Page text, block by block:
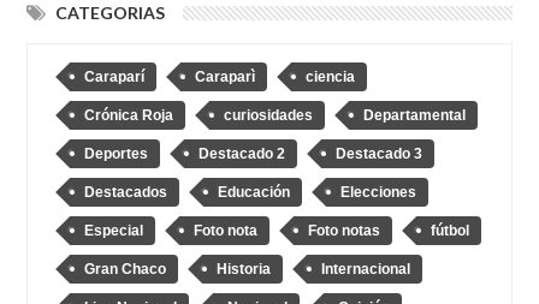
CATEGORIAS
Caraparí Caraparì ciencia
Crónica Roja curiosidades Departamental
Deportes Destacado 2 Destacado 3
Destacados Educación Elecciones
Especial Foto nota Foto notas fútbol
Gran Chaco Historia Internacional